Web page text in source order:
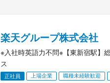
楽天グループ株式会社
※入社時英語力不問※【東新宿駅】
ス
正社員 上場企業 職種未経験歓迎